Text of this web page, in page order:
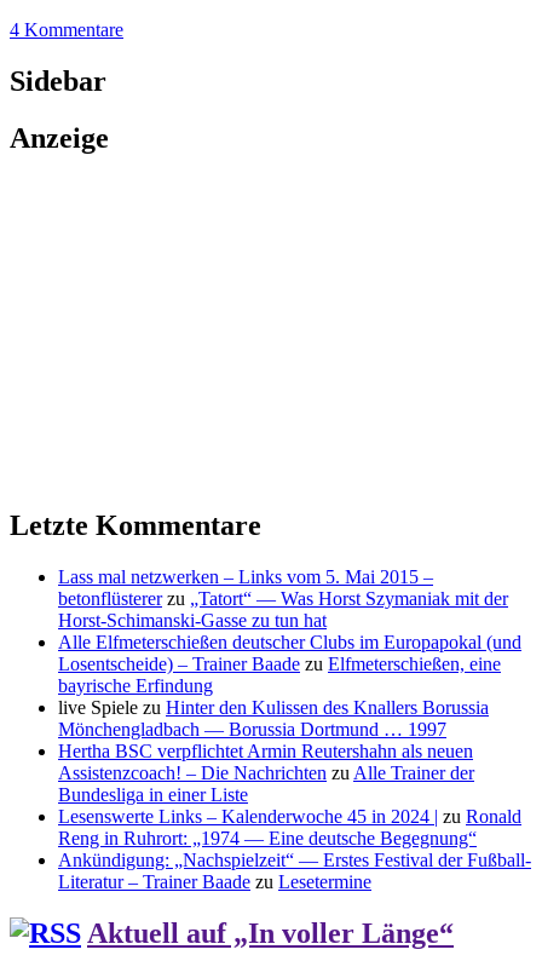
4 Kommentare
Sidebar
Anzeige
Letzte Kommentare
Lass mal netzwerken – Links vom 5. Mai 2015 –
betonflüstererzu „Tatort“ — Was Horst Szymaniak mit der
Horst-Schimanski-Gasse zu tun hat
Alle Elfmeterschießen deutscher Clubs im Europapokal (und
Losentscheide) – Trainer Baade zu Elfmeterschießen, eine
bayrische Erfindung
live Spiele zu Hinter den Kulissen des Knallers Borussia
Mönchengladbach — Borussia Dortmund … 1997
Hertha BSC verpflichtet Armin Reutershahn als neuen
Assistenzcoach! – Die Nachrichten zu Alle Trainer der
Bundesliga in einer Liste
Lesenswerte Links – Kalenderwoche 45 in 2024 | zu Ronald
Reng in Ruhrort: „1974 — Eine deutsche Begegnung“
Ankündigung: „Nachspielzeit“ — Erstes Festival der Fußball-
Literatur – Trainer Baade zu Lesetermine
Aktuell auf „In voller Länge“